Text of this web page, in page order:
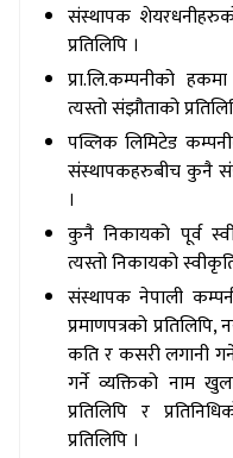
संस्थापक शेयरधनीहरुको
प्रतिलिपि ।
प्रा.लि.कम्पनीको
त्यस्तो संझौताको
पव्लिक लिमिटेड
संस्थापकहरुबीच कुनै
।
कुनै निकायको पूर्व
त्यस्तो निकायको
संस्थापक नेपाली
प्रमाणपत्रको प्रतिलिपि,
कति र कसरी लगानी
गर्ने व्यक्तिको नाम
प्रतिलिपि र
प्रतिलिपि ।